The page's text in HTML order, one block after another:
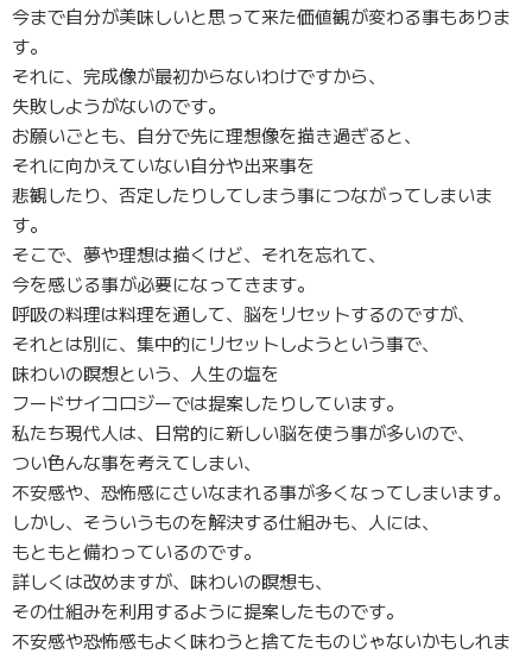
今まで自分が美味しいと思って来た価値観が変わる事もありま
す。
それに、完成像が最初からないわけですから、
失敗しようがないのです。
お願いごとも、自分で先に理想像を描き過ぎると、
それに向かえていない自分や出来事を
悲観したり、否定したりしてしまう事につながってしまいま
す。
そこで、夢や理想は描くけど、それを忘れて、
今を感じる事が必要になってきます。
呼吸の料理は料理を通して、脳をリセットするのですが、
それとは別に、集中的にリセットしようという事で、
味わいの瞑想という、人生の塩を
フードサイコロジーでは提案したりしています。
私たち現代人は、日常的に新しい脳を使う事が多いので、
つい色んな事を考えてしまい、
不安感や、恐怖感にさいなまれる事が多くなってしまいます。
しかし、そういうものを解決する仕組みも、人には、
もともと備わっているのです。
詳しくは改めますが、味わいの瞑想も、
その仕組みを利用するように提案したものです。
不安感や恐怖感もよく味わうと捨てたものじゃないかもしれま